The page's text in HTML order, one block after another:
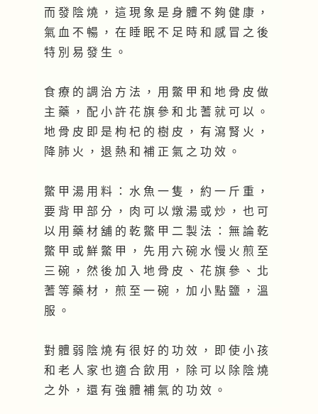
而 發 陰 燒 ， 這 現 象 是 身 體 不 夠 健 康 ，
氣 血 不 暢 ， 在 睡 眠 不 足 時 和 感 冒 之 後
特 別 易 發 生 。
食 療 的 調 治 方 法 ， 用 鱉 甲 和 地 骨 皮 做
主 藥 ， 配 小 許 花 旗 參 和 北 蓍 就 可 以 。
地 骨 皮 即 是 枸 杞 的 樹 皮 ， 有 瀉 腎 火 ，
降 肺 火 ， 退 熱 和 補 正 氣 之 功 效 。
鱉 甲 湯 用 料 ： 水 魚 一 隻 ， 約 一 斤 重 ，
要 背 甲 部 分 ， 肉 可 以 燉 湯 或 炒 ， 也 可
以 用 藥 材 舖 的 乾 鱉 甲 二 製 法 ： 無 論 乾
鱉 甲 或 鮮 鱉 甲 ， 先 用 六 碗 水 慢 火 煎 至
三 碗 ， 然 後 加 入 地 骨 皮 、 花 旗 參 、 北
蓍 等 藥 材 ， 煎 至 一 碗 ， 加 小 點 鹽 ， 溫
服 。
對 體 弱 陰 燒 有 很 好 的 功 效 ， 即 使 小 孩
和 老 人 家 也 適 合 飲 用 ， 除 可 以 除 陰 燒
之 外 ， 還 有 強 體 補 氣 的 功 效 。